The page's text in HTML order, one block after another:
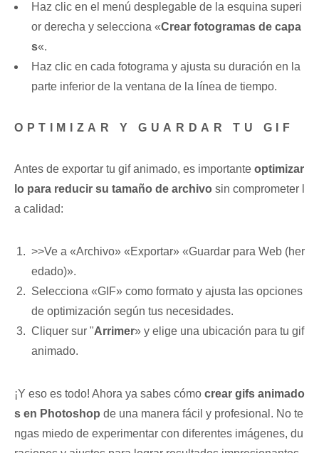
Haz clic en el menú desplegable de la esquina ⁣superi
or derecha y selecciona «Crear fotogramas de ⁤capa
s«.
Haz ​clic ⁤en cada fotograma y ajusta su⁤ duración en la
parte inferior de la ventana de la‌ línea de tiempo.
OPTIMIZAR Y GUARDAR TU GIF
Antes de exportar tu gif animado, es importante optimizar
lo para reducir su tamaño de⁣ archivo sin ⁢comprometer l
a calidad:
>>Ve a «Archivo» «Exportar»⁤ «Guardar para Web ⁤(her
edado)».
Selecciona «GIF» como formato y ajusta las opciones
de optimización según tus ‌necesidades.
Cliquer sur "Arrimer» y‍ elige una ubicación⁢ para tu⁤ gif
animado.
¡Y eso es todo! Ahora ya⁣ sabes cómo crear gifs animado
s en Photoshop de una manera fácil y ⁢profesional. No te
ngas miedo de experimentar con⁢ diferentes imágenes, du